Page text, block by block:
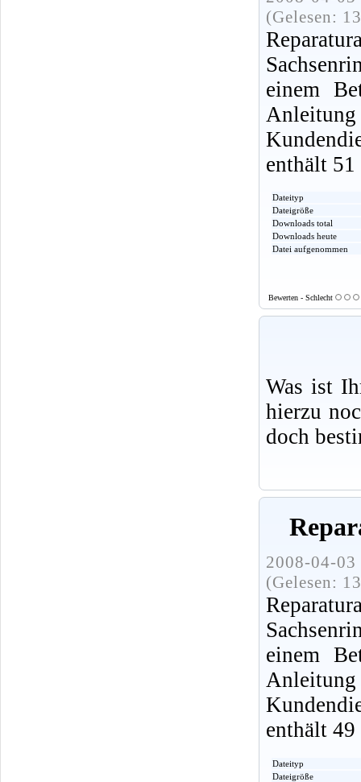
(Gelesen:
einem
enthält
Dateityp
Dateigröße
Downloads total
Downloads heute
Datei aufgenommen
Bewerten - Schlecht
Was ist
hierzu
doch
2008-04-
(Gelesen:
einem
enthält
Dateityp
Dateigröße